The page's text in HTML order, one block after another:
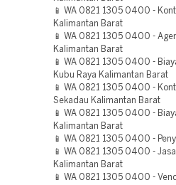
📱 WA 0821 1305 0400 -
Kalimantan Barat
📱 WA 0821 1305 0400 -
Kalimantan Barat
📱 WA 0821 1305 0400 -
Kubu Raya Kalimantan Barat
📱 WA 0821 1305 0400 -
Sekadau Kalimantan Barat
📱 WA 0821 1305 0400 -
Kalimantan Barat
📱 WA 0821 1305 0400 -
📱 WA 0821 1305 0400 -
Kalimantan Barat
📱 WA 0821 1305 0400 -